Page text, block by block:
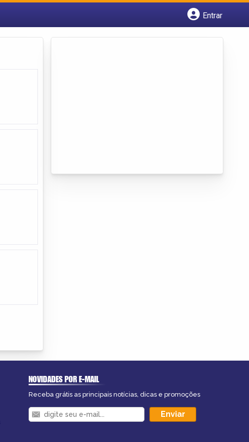
Entrar
NOVIDADES POR E-MAIL
Receba grátis as principais notícias, dicas e promoções